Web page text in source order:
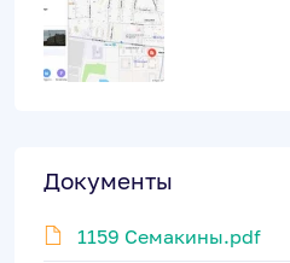
Документы
1159 Семакины.pdf